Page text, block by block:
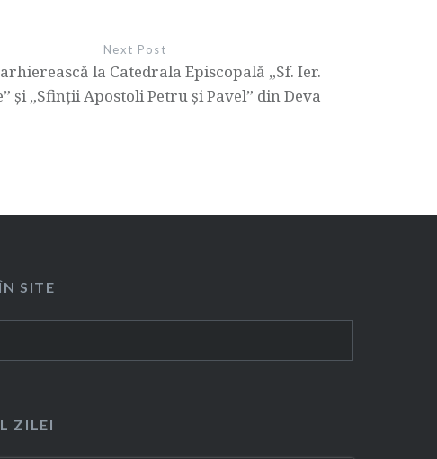
Next Post
la Catedrala Episcopală „Sf. Ier.
și „Sfinții Apostoli Petru și Pavel” din Deva
SITE
ZILEI